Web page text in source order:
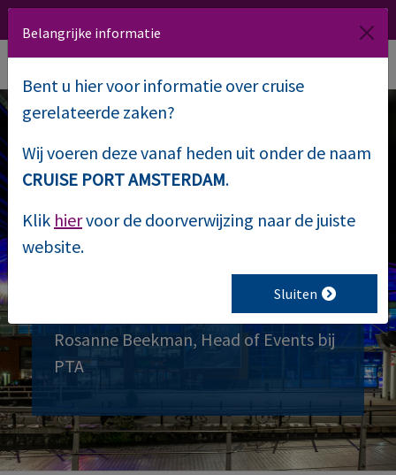
On deck met
Rosanne: tips voor
een ongeëvenaard
Rosanne Beekman, Head of Events bij
PTA
Belangrijke informatie
Bent u hier voor informatie over cruise
gerelateerde zaken?
Wij voeren deze vanaf heden uit onder de naam
CRUISE PORT AMSTERDAM.
Klik hiervoor de doorverwijzing naar de juiste
website.
Sluiten